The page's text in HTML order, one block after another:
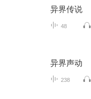
异界传说
48
异界声动
238